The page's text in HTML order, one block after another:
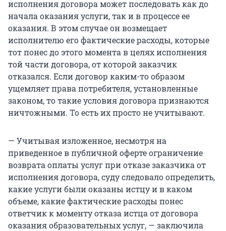
исполнения договора может последовать как до
начала оказания услуги, так и в процессе ее
оказания. В этом случае он возмещает
исполнителю его фактические расходы, которые
тот понес до этого момента в целях исполнения
той части договора, от которой заказчик
отказался. Если договор каким-то образом
ущемляет права потребителя, установленные
законом, то такие условия договора признаются
ничтожными. То есть их просто не учитывают.
— Учитывая изложенное, несмотря на
приведенное в публичной оферте ограничение
возврата оплаты услуг при отказе заказчика от
исполнения договора, суду следовало определить,
какие услуги были оказаны истцу и в каком
объеме, какие фактические расходы понес
ответчик к моменту отказа истца от договора
оказания образовательных услуг, — заключила